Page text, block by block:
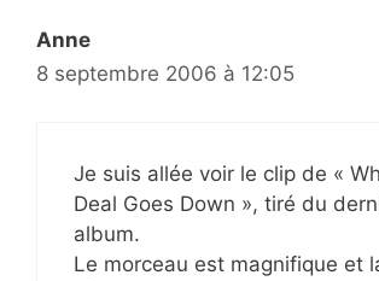
Anne
8 septembre 2006 à 12:05
Je suis allée voir le clip de «
Deal Goes Down », tiré du
album.
Le morceau est magnifique et